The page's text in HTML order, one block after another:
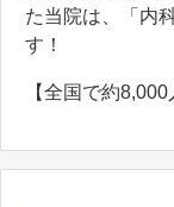
た当院は、「内
す！
【全国で約